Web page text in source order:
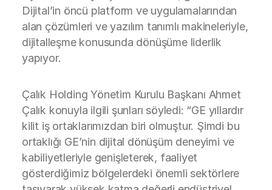
Dijital’in öncü platform ve uygulamalarından
alan çözümleri ve yazılım tanımlı makineleriyle,
dijitalleşme konusunda dönüşüme liderlik
yapıyor.
Çalık Holding Yönetim Kurulu Başkanı Ahmet
Çalık konuyla ilgili şunları söyledi: “GE yıllardır
kilit iş ortaklarımızdan biri olmuştur. Şimdi bu
ortaklığı GE’nin dijital dönüşüm deneyimi ve
kabiliyetleriyle genişleterek, faaliyet
gösterdiğimiz bölgelerdeki önemli sektörlere